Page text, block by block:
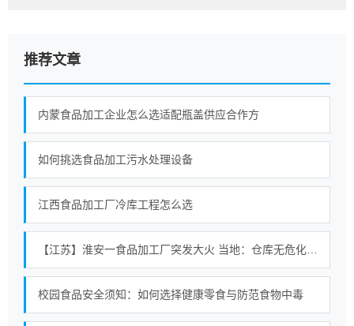
推荐文章
内蒙食品加工企业怎么选适配瓶盖供应合作方
如何挑选食品加工污水处理设备
江西食品加工厂冷库工程怎么选
校园食品安全须知：如何选择健康零食与防范食物中毒